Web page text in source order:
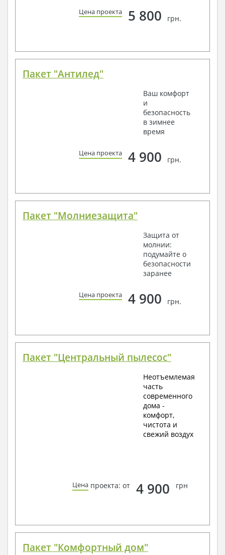
Цена проекта 5 800 грн.
Пакет "Антилед"
Ваш комфорт
и
безопасность
в зимнее
время
Цена проекта 4 900 грн.
Пакет "Молниезащита"
Защита от
молнии:
подумайте о
безопасности
заранее
Цена проекта 4 900 грн.
Пакет "Центральный пылесос"
Неотъемлемая
часть
современного
дома -
комфорт,
чистота и
свежий воздух
Цена проекта: от 4 900 грн
Пакет "Комфортный дом"